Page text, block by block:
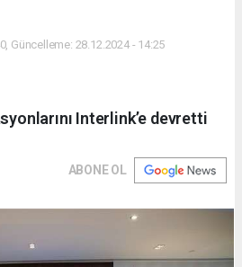
Güncelleme: 28.12.2024 - 14:25
Interlink’e devretti
ABONE OL